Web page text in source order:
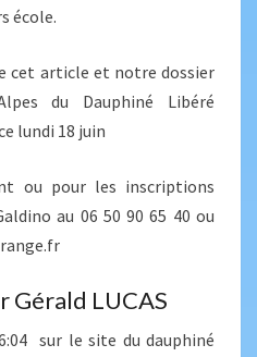
école.
cet article et notre dossier
du Dauphiné Libéré
lundi 18 juin
ou pour les inscriptions
au 06 50 90 65 40 ou
Gérald LUCAS
sur le site du dauphiné